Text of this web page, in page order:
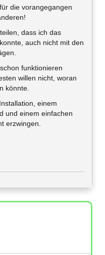
die vorangegangen
dass ich das
auch nicht mit den
funktionieren
willen nicht, woran
könnte.
einem
und einem einfachen
erzwingen.